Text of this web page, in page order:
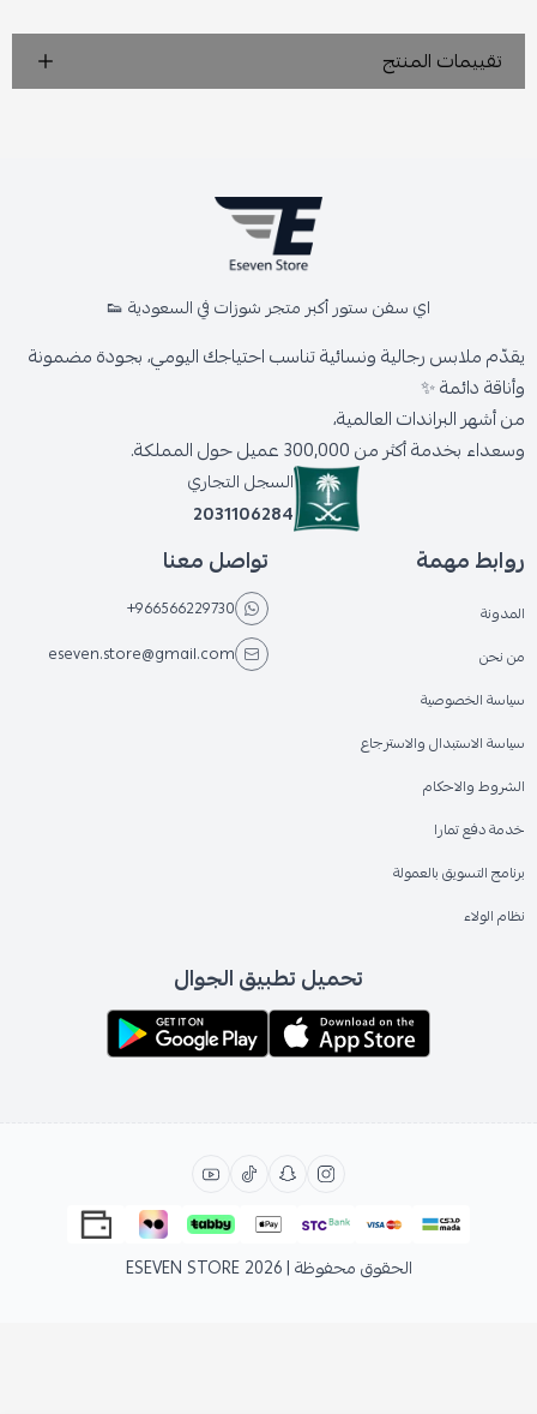
تقييمات المنتج
اي سفن ستور أكبر متجر شوزات في السعودية 👟
يقدّم ملابس رجالية ونسائية تناسب احتياجك اليومي، بجودة مضمونة
وأناقة دائمة ✨
من أشهر البراندات العالمية،
وسعداء بخدمة أكثر من 300,000 عميل حول المملكة.
السجل التجاري
2031106284
روابط مهمة
المدونة
من نحن
سياسة الخصوصية
سياسة الاستبدال والاسترجاع
الشروط والاحكام
خدمة دفع تمارا
برنامج التسويق بالعمولة
نظام الولاء
تواصل معنا
+966566229730
eseven.store@gmail.com
تحميل تطبيق الجوال
الحقوق محفوظة | 2026 ESEVEN STORE